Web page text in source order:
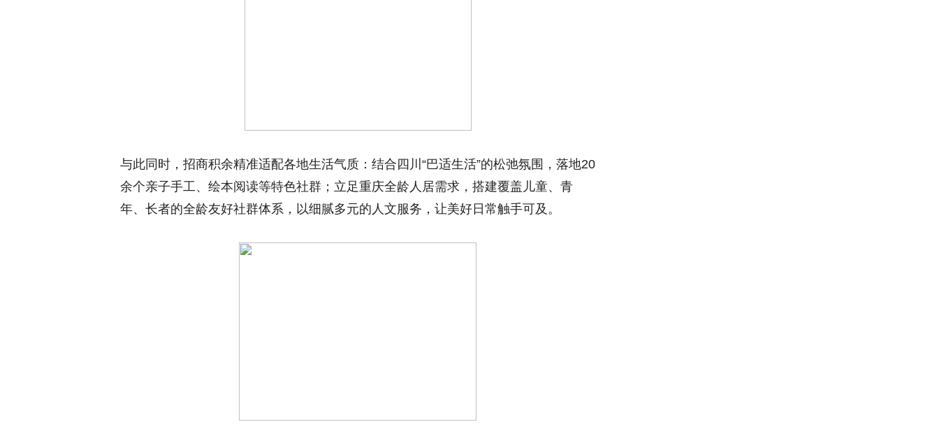
与此同时，招商积余精准适配各地生活气质：结合四川“巴适生活”的松弛氛围，落地20
余个亲子手工、绘本阅读等特色社群；立足重庆全龄人居需求，搭建覆盖儿童、青
年、长者的全龄友好社群体系，以细腻多元的人文服务，让美好日常触手可及。